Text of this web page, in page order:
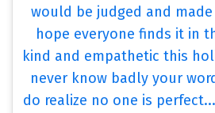
would be judged and made
hope everyone finds it in
kind and empathetic this
never know badly your
do realize no one is